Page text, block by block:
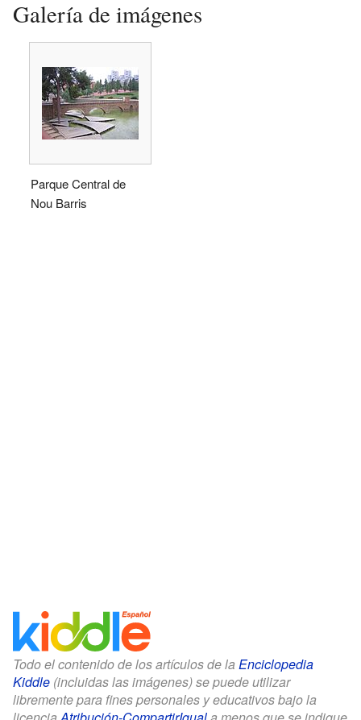
Galería de imágenes
Parque Central de
Nou Barris
Todo el contenido de los artículos de la Enciclopedia
Kiddle (incluidas las imágenes) se puede utilizar
libremente para fines personales y educativos bajo la